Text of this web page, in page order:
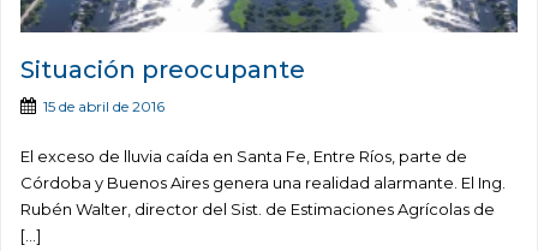
Situación preocupante
15 de abril de 2016
El exceso de lluvia caída en Santa Fe, Entre Ríos, parte de
Córdoba y Buenos Aires genera una realidad alarmante. El Ing.
Rubén Walter, director del Sist. de Estimaciones Agrícolas de
[…]